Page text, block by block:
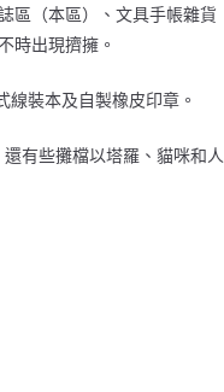
區（本區）、文具手帳雜貨
時出現擠擁。
裝本及自製橡皮印章。
有些攤檔以塔羅、貓咪和人